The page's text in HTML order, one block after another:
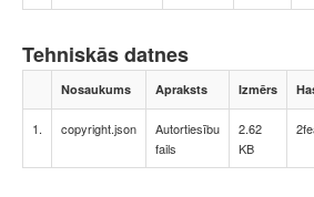
Tehniskās datnes
Nosaukums Apraksts Izmērs
1. copyright.json
Autortiesību
fails
2.62
KB